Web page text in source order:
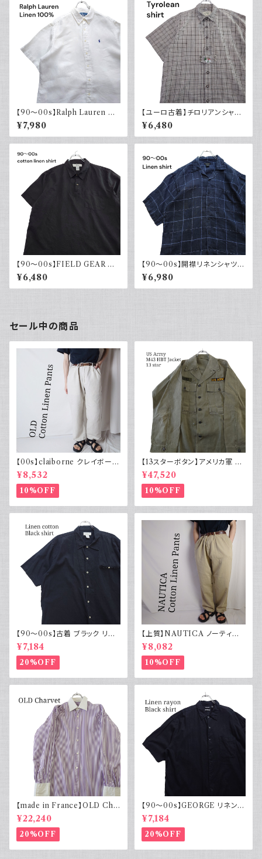
【90～00s】Ralph Lauren ラ
ルフローレン リネンシャツ 半袖
白 ホワイト ポニー刺繍 CLAS
SICFIT 古着 ボタンダウン
¥7,980
【ユーロ古着】チロリアンシャツ
半袖 古着 チェック レトロ 刺繍
入り ヨーロッパ古着 ボックスシ
ルエット
¥6,480
【90～00s】FIELD GEAR コッ
トンリネンシャツ ハーフボタン
ブラック 黒 ポロシャツ 半袖
¥6,480
【90～00s】開襟リネンシャツ
チェック オープンカラー 古着 ボ
ックスシルエット ネイビー フェ
ード
¥6,980
セール中の商品
【00s】claiborne クレイボーン
リネンコットンパンツ ツータック
¥8,532
10%OFF
【13スターボタン】アメリカ軍 M
43 HBT ジャケット パッチ 軍物
実物
¥47,520
10%OFF
【90～00s】古着 ブラック リネ
ンコットンシャツ 黒 ボックスシ
ルエット
¥7,184
20%OFF
【上質】NAUTICA ノーティカ
コットンリネンパンツ ツータック
¥8,082
10%OFF
【made in France】OLD Cha
rvet ストライプ 切り替え 紫
¥22,240
20%OFF
【90～00s】GEORGE リネンレ
ーヨンシャツ 黒 ボックスシルエ
ット XL
¥7,184
20%OFF